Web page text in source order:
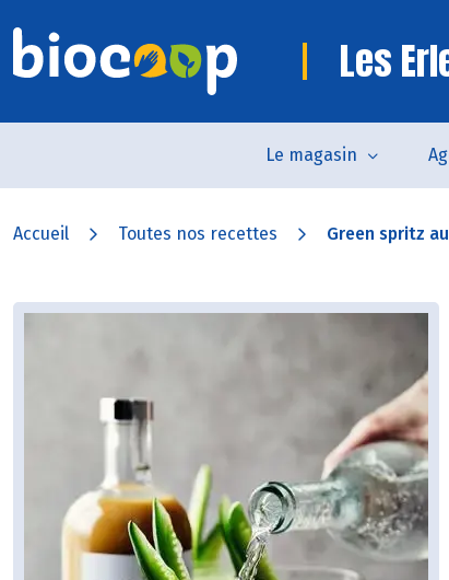
Les
Le magasin
Accueil Toutes nos recettes Green spritz